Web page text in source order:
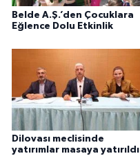
Belde A.Ş.’den Çocuklara
Eğlence Dolu Etkinlik
Dilovası meclisinde
yatırımlar masaya yatırıldı